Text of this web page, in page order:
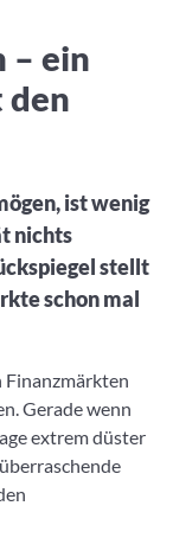
müssen – so
besten Fonds aus
35.000
aktiven
folgen
unserer
– ein
ist wenig
nichts
stellt
schon mal
Finanzmärkten
Gerade wenn
extrem düster